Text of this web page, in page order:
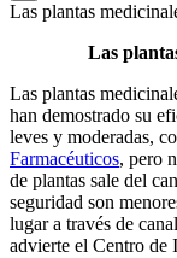
Las plantas
Las
Las plantas
han demostrado su
leves y moderadas,
Farmacéuticos, pero
de plantas sale del
seguridad son
lugar a través de
advierte el Centro